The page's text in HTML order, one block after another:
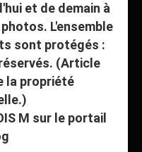
et de demain à
L'ensemble
sont protégés :
(Article
la propriété
M sur le portail